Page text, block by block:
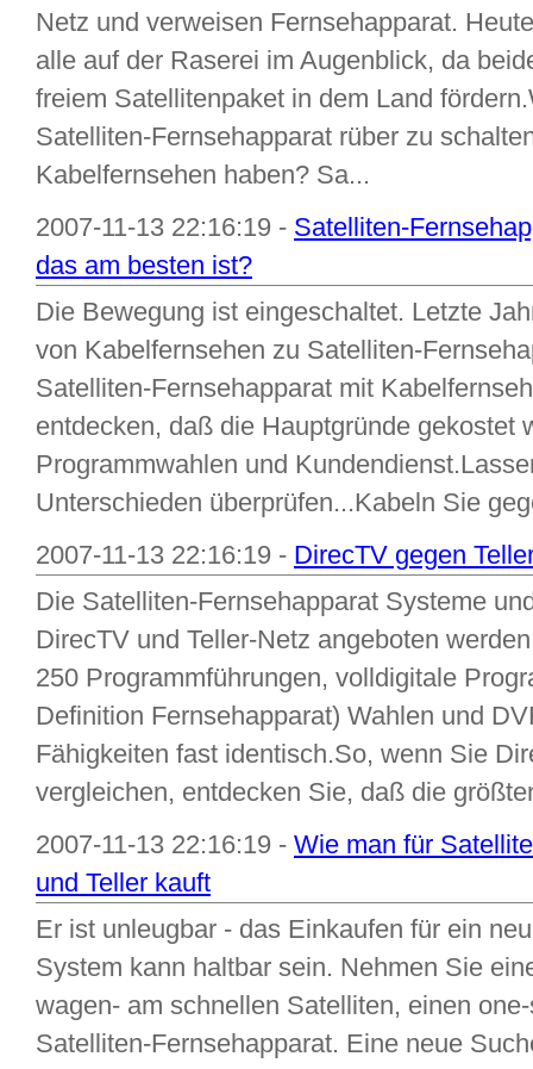
Netz und verweisen Fernsehapparat.
alle auf der Raserei im Augenblick, da
freiem Satellitenpaket in dem Land
Satelliten-Fernsehapparat rüber zu
Kabelfernsehen haben? Sa...
2007-11-13 22:16:19 - Satelliten-
das am besten ist?
Die Bewegung ist eingeschaltet. Letzte
von Kabelfernsehen zu Satelliten-
Satelliten-Fernsehapparat mit
entdecken, daß die Hauptgründe gekostet
Programmwahlen und
Unterschieden überprüfen...Kabeln Sie
2007-11-13 22:16:19 - DirecTV gegen
Die Satelliten-Fernsehapparat Systeme
DirecTV und Teller-Netz angeboten
250 Programmführungen, volldigitale
Definition Fernsehapparat) Wahlen und
Fähigkeiten fast identisch.So, wenn Sie
vergleichen, entdecken Sie, daß die
2007-11-13 22:16:19 - Wie man für
und Teller kauft
Er ist unleugbar - das Einkaufen für ein
System kann haltbar sein. Nehmen Sie
wagen- am schnellen Satelliten, einen
Satelliten-Fernsehapparat. Eine neue